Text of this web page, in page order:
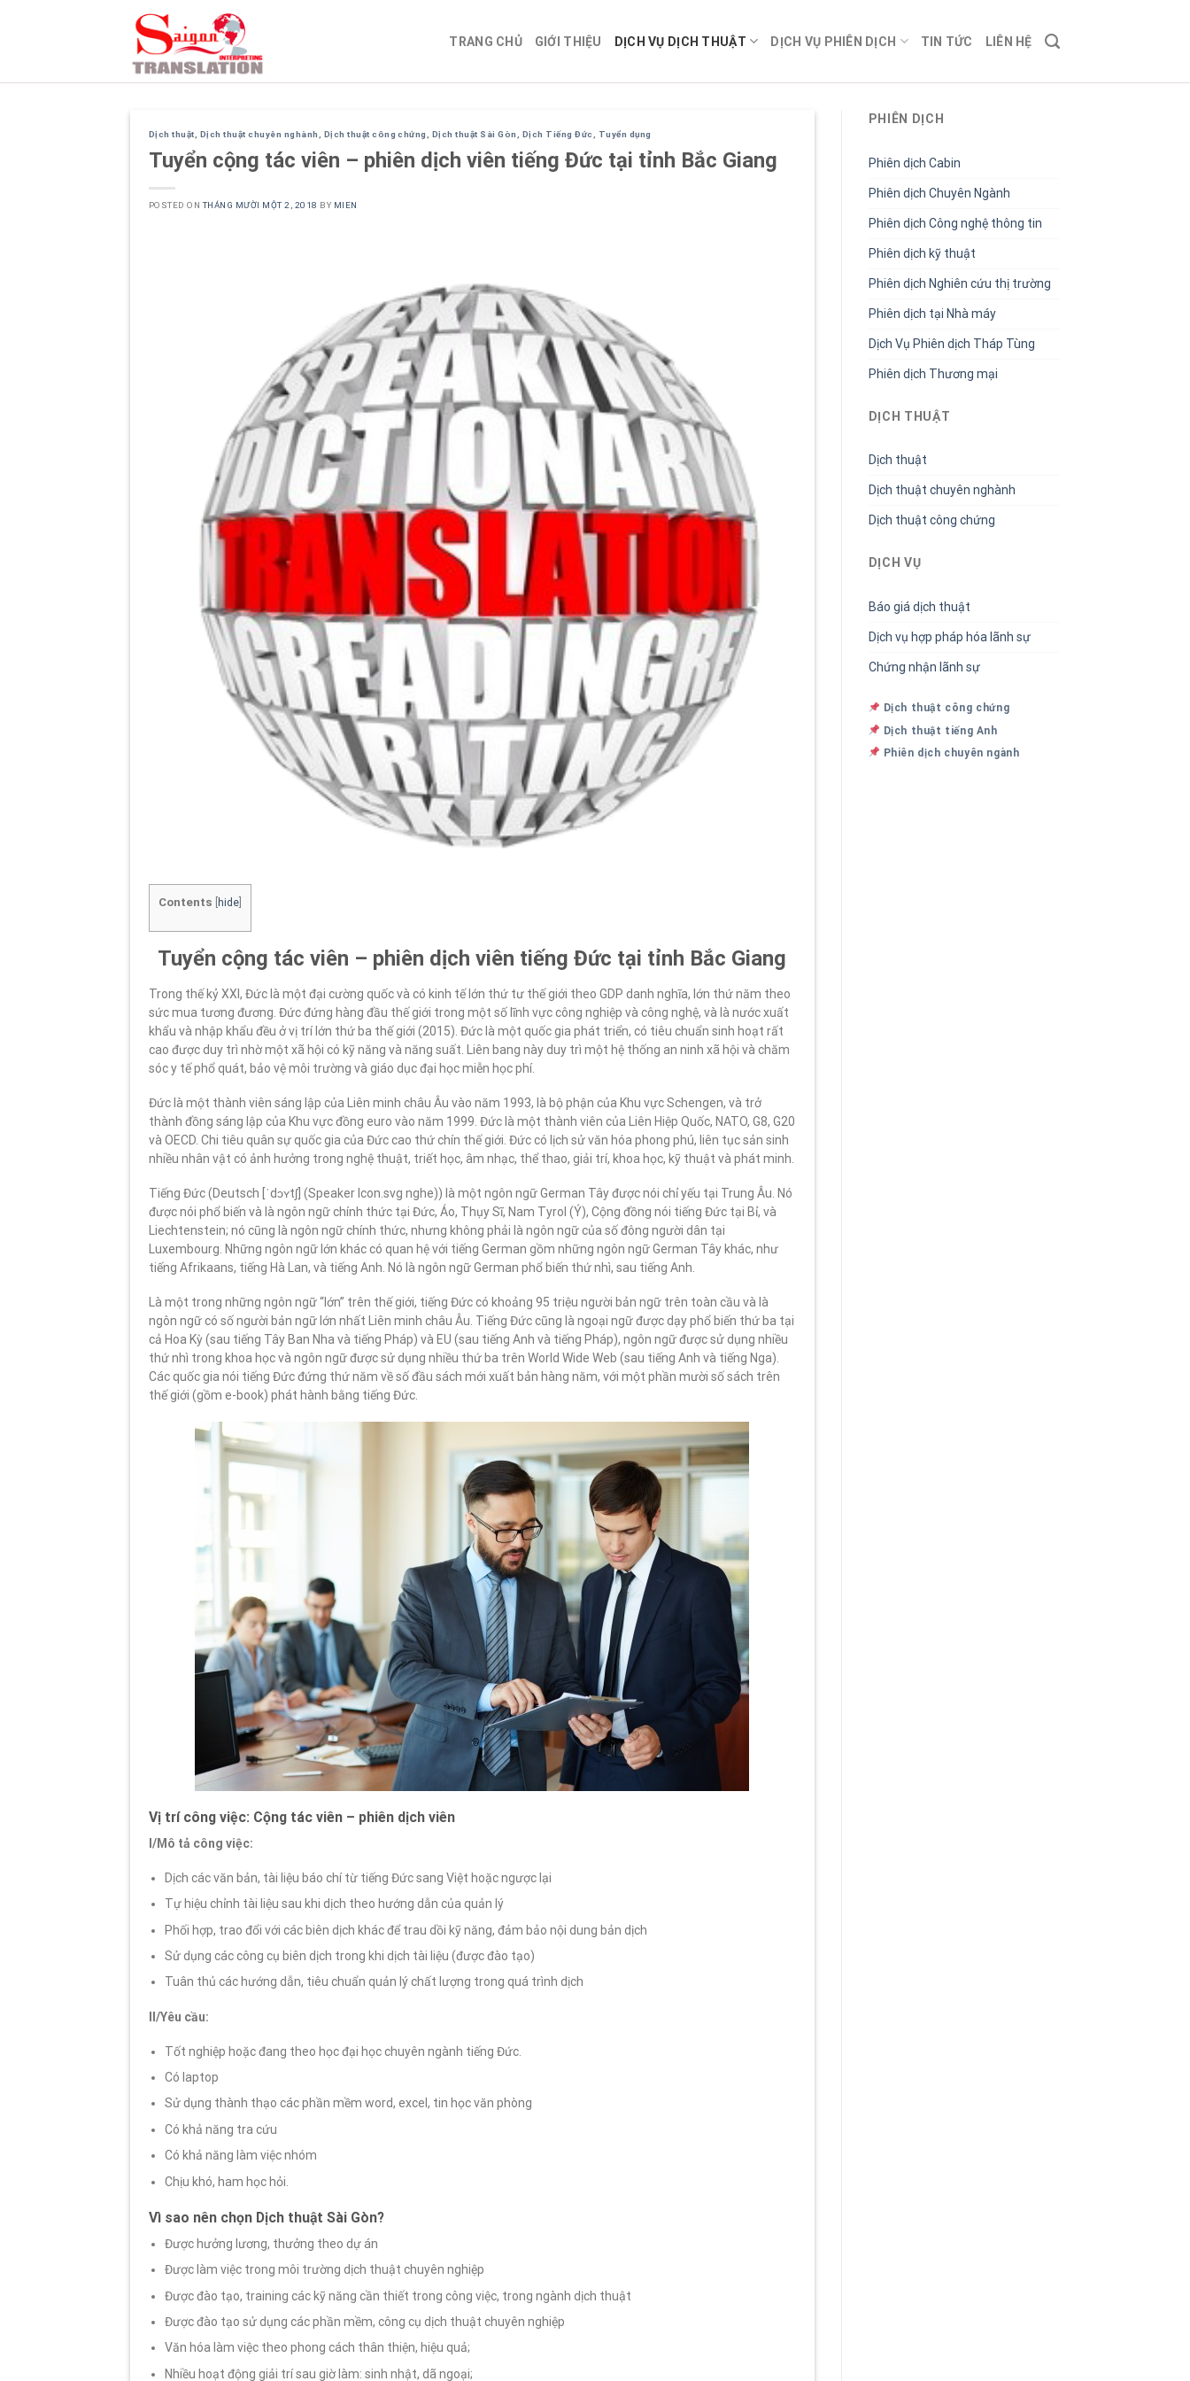
TRANG CHỦ GIỚI THIỆU DỊCH VỤ DỊCH THUẬT DỊCH VỤ PHIÊN DỊCH TIN TỨC LIÊN HỆ
Dịch thuật Dịch thuật chuyên nghành Dịch thuật công chứng Dịch thuật Sài Gòn Dịch Tiếng Đức Tuyển dụng
Tuyển cộng tác viên – phiên dịch viên tiếng Đức tại tỉnh Bắc Giang
POSTED ONTHÁNG MƯỜI MỘT 2, 2018 BY MIEN
Contents hide
Tuyển cộng tác viên – phiên dịch viên tiếng Đức tại tỉnh Bắc Giang
Trong thế kỷ XXI, Đức là một đại cường quốc và có kinh tế lớn thứ tư thế giới theo GDP danh nghĩa, lớn thứ năm theo
sức mua tương đương. Đức đứng hàng đầu thế giới trong một số lĩnh vực công nghiệp và công nghệ, và là nước xuất
khẩu và nhập khẩu đều ở vị trí lớn thứ ba thế giới (2015). Đức là một quốc gia phát triển, có tiêu chuẩn sinh hoạt rất
cao được duy trì nhờ một xã hội có kỹ năng và năng suất. Liên bang này duy trì một hệ thống an ninh xã hội và chăm
sóc y tế phổ quát, bảo vệ môi trường và giáo dục đại học miễn học phí.
Đức là một thành viên sáng lập của Liên minh châu Âu vào năm 1993, là bộ phận của Khu vực Schengen, và trở
thành đồng sáng lập của Khu vực đồng euro vào năm 1999. Đức là một thành viên của Liên Hiệp Quốc, NATO, G8, G20
và OECD. Chi tiêu quân sự quốc gia của Đức cao thứ chín thế giới. Đức có lịch sử văn hóa phong phú, liên tục sản sinh
nhiều nhân vật có ảnh hưởng trong nghệ thuật, triết học, âm nhạc, thể thao, giải trí, khoa học, kỹ thuật và phát minh.
Tiếng Đức (Deutsch [ˈdɔʏtʃ] (Speaker Icon.svg nghe)) là một ngôn ngữ German Tây được nói chỉ yếu tại Trung Âu. Nó
được nói phổ biến và là ngôn ngữ chính thức tại Đức, Áo, Thụy Sĩ, Nam Tyrol (Ý), Cộng đồng nói tiếng Đức tại Bỉ, và
Liechtenstein; nó cũng là ngôn ngữ chính thức, nhưng không phải là ngôn ngữ của số đông người dân tại
Luxembourg. Những ngôn ngữ lớn khác có quan hệ với tiếng German gồm những ngôn ngữ German Tây khác, như
tiếng Afrikaans, tiếng Hà Lan, và tiếng Anh. Nó là ngôn ngữ German phổ biến thứ nhì, sau tiếng Anh.
Là một trong những ngôn ngữ “lớn” trên thế giới, tiếng Đức có khoảng 95 triệu người bản ngữ trên toàn cầu và là
ngôn ngữ có số người bản ngữ lớn nhất Liên minh châu Âu. Tiếng Đức cũng là ngoại ngữ được dạy phổ biến thứ ba tại
cả Hoa Kỳ (sau tiếng Tây Ban Nha và tiếng Pháp) và EU (sau tiếng Anh và tiếng Pháp), ngôn ngữ được sử dụng nhiều
thứ nhì trong khoa học và ngôn ngữ được sử dụng nhiều thứ ba trên World Wide Web (sau tiếng Anh và tiếng Nga).
Các quốc gia nói tiếng Đức đứng thứ năm về số đầu sách mới xuất bản hàng năm, với một phần mười số sách trên
thế giới (gồm e-book) phát hành bằng tiếng Đức.
Vị trí công việc: Cộng tác viên – phiên dịch viên
I/Mô tả công việc:
Dịch các văn bản, tài liệu báo chí từ tiếng Đức sang Việt hoặc ngược lại
Tự hiệu chỉnh tài liệu sau khi dịch theo hướng dẫn của quản lý
Phối hợp, trao đổi với các biên dịch khác để trau dồi kỹ năng, đảm bảo nội dung bản dịch
Sử dụng các công cụ biên dịch trong khi dịch tài liệu (được đào tạo)
Tuân thủ các hướng dẫn, tiêu chuẩn quản lý chất lượng trong quá trình dịch
II/Yêu cầu:
Tốt nghiệp hoặc đang theo học đại học chuyên ngành tiếng Đức.
Có laptop
Sử dụng thành thạo các phần mềm word, excel, tin học văn phòng
Có khả năng tra cứu
Có khả năng làm việc nhóm
Chịu khó, ham học hỏi.
Vì sao nên chọn Dịch thuật Sài Gòn?
Được hưởng lương, thưởng theo dự án
Được làm việc trong môi trường dịch thuật chuyên nghiệp
Được đào tạo, training các kỹ năng cần thiết trong công việc, trong ngành dịch thuật
Được đào tạo sử dụng các phần mềm, công cụ dịch thuật chuyên nghiệp
Văn hóa làm việc theo phong cách thân thiện, hiệu quả;
Nhiều hoạt động giải trí sau giờ làm: sinh nhật, dã ngoại;
PHIÊN DỊCH
Phiên dịch Cabin
Phiên dịch Chuyên Ngành
Phiên dịch Công nghệ thông tin
Phiên dịch kỹ thuật
Phiên dịch Nghiên cứu thị trường
Phiên dịch tại Nhà máy
Dịch Vụ Phiên dịch Tháp Tùng
Phiên dịch Thương mại
DỊCH THUẬT
Dịch thuật
Dịch thuật chuyên nghành
Dịch thuật công chứng
DỊCH VỤ
Báo giá dịch thuật
Dịch vụ hợp pháp hóa lãnh sự
Chứng nhận lãnh sự
Dịch thuật công chứng
Dịch thuật tiếng Anh
Phiên dịch chuyên ngành